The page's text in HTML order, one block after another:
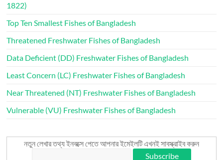
1822)
Top Ten Smallest Fishes of Bangladesh
Threatened Freshwater Fishes of Bangladesh
Data Deficient (DD) Freshwater Fishes of Bangladesh
Least Concern (LC) Freshwater Fishes of Bangladesh
Near Threatened (NT) Freshwater Fishes of Bangladesh
Vulnerable (VU) Freshwater Fishes of Bangladesh
নতুন লেখার তথ্য ইনবক্সে পেতে আপনার ইমেইলটি এখনই সাবস্ক্রাইব করুন